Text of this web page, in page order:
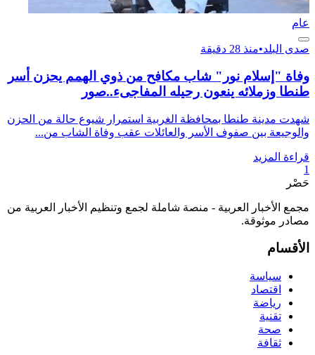
عام
صدى البلد•منذ 28 دقيقة
وفاة "إسلام نور" شاب مكافح من ذوي الهمم يحزن أسر
طنطا وزملائه ينعون رحيله المفاجىء..صور
شهدت مدينة طنطا بمحافظة الغربية استمرار شيوع حالة من الحزن
والوجيعة بين صفوف الأسر والعائلات عقب وفاة الشاب من...
قراءة المزيد
1
حَصْر
مجمع الأخبار العربية - منصة شاملة لجمع وتنظيم الأخبار العربية من
مصادر موثوقة.
الأقسام
سياسة
اقتصاد
رياضة
تقنية
صحة
ثقافة